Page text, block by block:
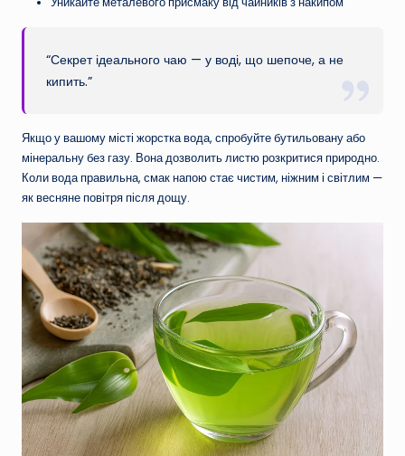
“Секрет ідеального чаю — у воді, що шепоче, а не
кипить.”
Якщо у вашому місті жорстка вода, спробуйте бутильовану або
мінеральну без газу. Вона дозволить листю розкритися природно.
Коли вода правильна, смак напою стає чистим, ніжним і світлим —
як весняне повітря після дощу.